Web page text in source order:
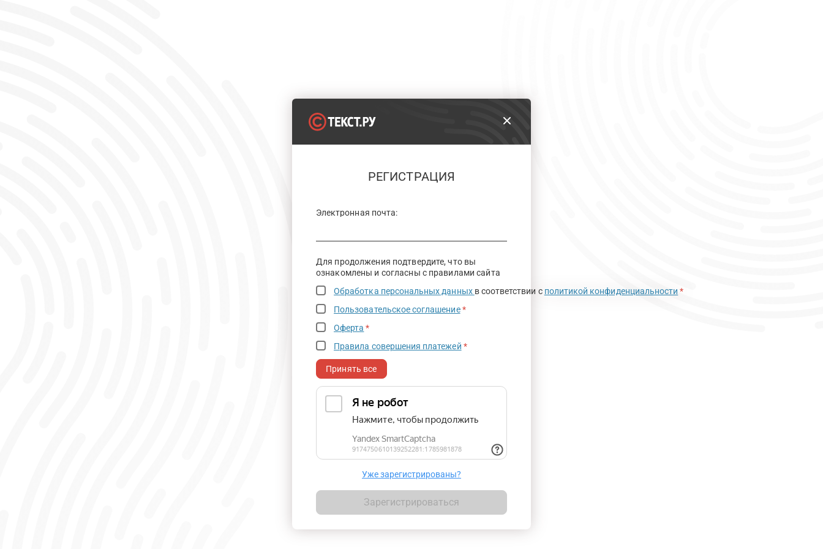
РЕГИСТРАЦИЯ
Электронная почта:
Для продолжения подтвердите, что вы
ознакомлены и согласны с правилами сайта
Обработка персональных данных в соответствии с политикой конфиденциальности *
Пользовательское соглашение *
Оферта *
Правила совершения платежей *
Принять все
Уже зарегистрированы?
Зарегистрироваться